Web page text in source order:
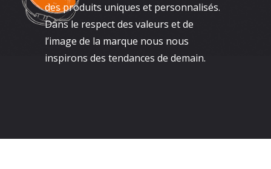
des produits uniques et personnalisés.
Dans le respect des valeurs et de
l’image de la marque nous nous
inspirons des tendances de demain.